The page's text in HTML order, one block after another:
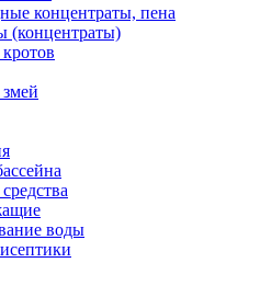
концентраты, пена
(концентраты)
воды